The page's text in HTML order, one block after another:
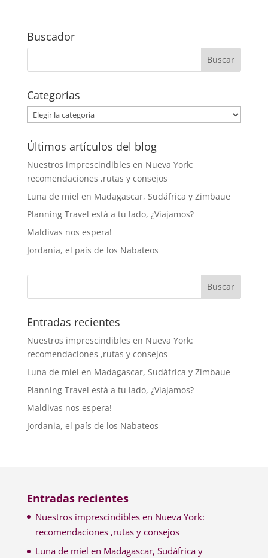
Buscador
Categorías
Categorías
Últimos artículos del blog
Nuestros imprescindibles en Nueva York:
recomendaciones ,rutas y consejos
Luna de miel en Madagascar, Sudáfrica y Zimbaue
Planning Travel está a tu lado, ¿Viajamos?
Maldivas nos espera!
Jordania, el país de los Nabateos
Entradas recientes
Nuestros imprescindibles en Nueva York:
recomendaciones ,rutas y consejos
Luna de miel en Madagascar, Sudáfrica y Zimbaue
Planning Travel está a tu lado, ¿Viajamos?
Maldivas nos espera!
Jordania, el país de los Nabateos
Entradas recientes
Nuestros imprescindibles en Nueva York:
recomendaciones ,rutas y consejos
Luna de miel en Madagascar, Sudáfrica y